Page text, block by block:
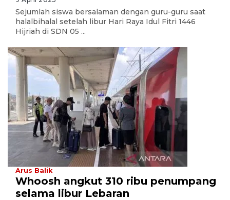
Sejumlah siswa bersalaman dengan guru-guru saat
halalbihalal setelah libur Hari Raya Idul Fitri 1446
Hijriah di SDN 05 ...
Arus Balik
Whoosh angkut 310 ribu penumpang
selama libur Lebaran